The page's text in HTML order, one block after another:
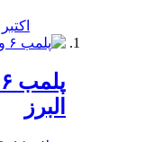
اکتبر 22, 2019
البرز